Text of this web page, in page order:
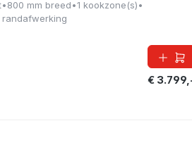
•800 mm breed•1 kookzone(s)•
randafwerking
€